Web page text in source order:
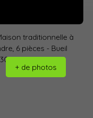
+ de photos